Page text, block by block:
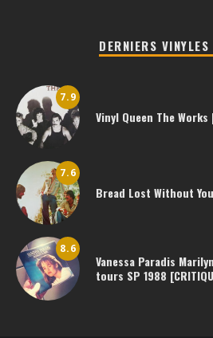
DERNIERS VINYLES
7.9
Vinyl Queen The Works
7.6
Bread Lost Without
8.6
Vanessa Paradis
tours SP 1988